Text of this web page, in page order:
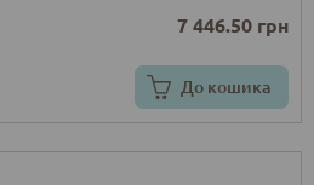
7 446.50 грн
До кошика